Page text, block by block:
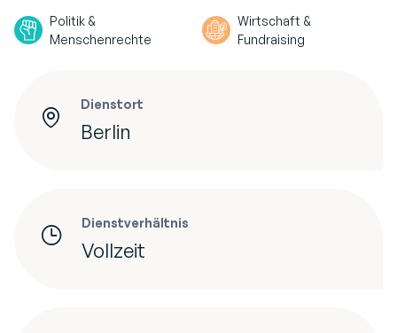
Politik &
Menschenrechte
Wirtschaft &
Fundraising
Dienstort
Berlin
Dienstverhältnis
Vollzeit